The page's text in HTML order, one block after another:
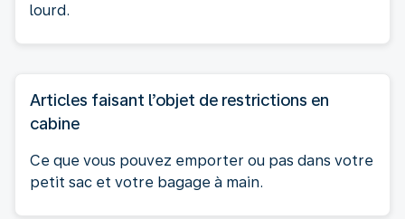
lourd.
Articles faisant l’objet de restrictions en
cabine
Ce que vous pouvez emporter ou pas dans votre
petit sac et votre bagage à main.